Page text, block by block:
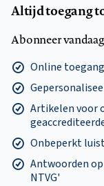
Altijd toegang
Abonneer
Online
Artikelen voor
Onbeperkt
Antwoorden
NTVG'